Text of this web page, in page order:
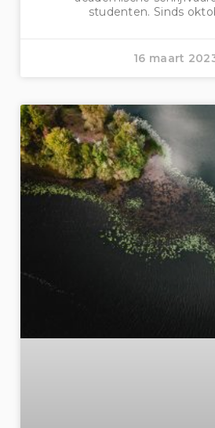
studenten. Sinds
16 maart